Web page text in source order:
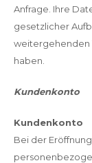
Anfrage. Ihre
gesetzlicher
weitergehenden
haben.
Kundenkonto
Bei der